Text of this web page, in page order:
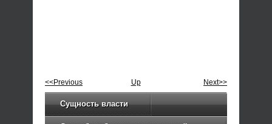
<<Previous Up Next>>
Сущность власти